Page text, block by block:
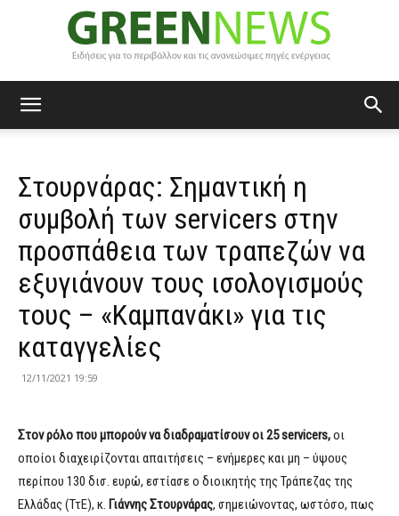
News
Στουρνάρας: Σημαντική η
συμβολή των servicers στην
προσπάθεια των τραπεζών να
εξυγιάνουν τους ισολογισμούς
τους – «Καμπανάκι» για τις
καταγγελίες
12/11/2021 19:59
Στον ρόλο που μπορούν να διαδραματίσουν οι 25 servicers,οι
οποίοι διαχειρίζονται απαιτήσεις – ενήμερες και μη – ύψους
περίπου 130 δισ. ευρώ, εστίασε ο διοικητής της Τράπεζας της
Ελλάδας (ΤτΕ), κ. Γιάννης Στουρνάρας, σημειώνοντας, ωστόσο, πως